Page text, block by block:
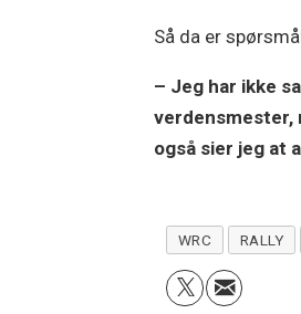
Så da er
– Jeg har ikke
verdensmester,
også sier jeg at
WRC RALLY